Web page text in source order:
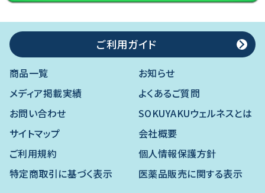
ご利用ガイド
商品一覧
お知らせ
メディア掲載実績
よくあるご質問
お問い合わせ
SOKUYAKUウェルネスとは
サイトマップ
会社概要
ご利用規約
個人情報保護方針
特定商取引に基づく表示
医薬品販売に関する表示